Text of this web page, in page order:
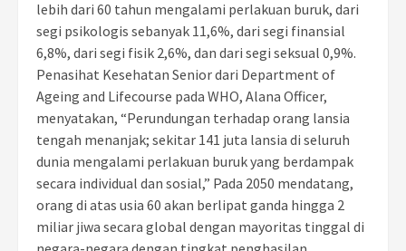
lebih dari 60 tahun mengalami perlakuan buruk, dari
segi psikologis sebanyak 11,6%, dari segi finansial
6,8%, dari segi fisik 2,6%, dan dari segi seksual 0,9%.
Penasihat Kesehatan Senior dari Department of
Ageing and Lifecourse pada WHO, Alana Officer,
menyatakan, “Perundungan terhadap orang lansia
tengah menanjak; sekitar 141 juta lansia di seluruh
dunia mengalami perlakuan buruk yang berdampak
secara individual dan sosial,” Pada 2050 mendatang,
orang di atas usia 60 akan berlipat ganda hingga 2
miliar jiwa secara global dengan mayoritas tinggal di